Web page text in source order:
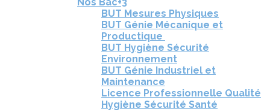
BUT Mesures Physiques
BUT Génie Mécanique et
Productique
BUT Hygiène Sécurité
Environnement
BUT Génie Industriel et
Maintenance
Licence Professionnelle Qualité
Hygiène Sécurité Santé